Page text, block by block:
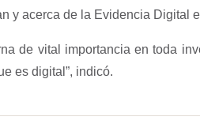
y acerca de la Evidencia Digital
de vital importancia en toda
es digital”, indicó.